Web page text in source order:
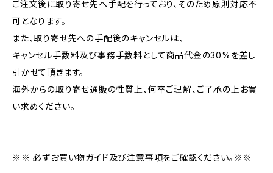
ご注文後に取り寄せ先へ手配を行っており、そのため原則対応不
可となります。
また、取り寄せ先への手配後のキャンセルは、
キャンセル手数料及び事務手数料として商品代金の30%を差し
引かせて頂きます。
海外からの取り寄せ通販の性質上、何卒ご理解、ご了承の上お買
い求めください。
※※ 必ずお買い物ガイド及び注意事項をご確認ください。※※